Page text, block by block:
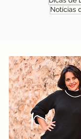
Notícias